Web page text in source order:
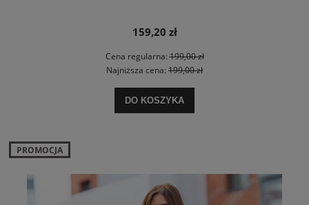
159,20 zł
Cena regularna:199,00 zł
Najniższa cena: 199,00 zł
DO KOSZYKA
PROMOCJA